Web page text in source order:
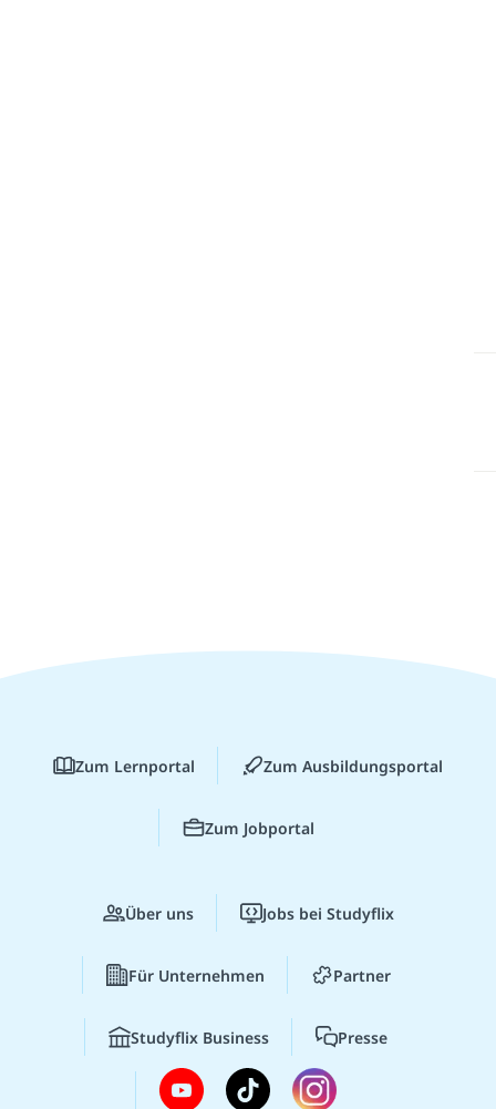
Zum Lernportal Zum Ausbildungsportal
Zum Jobportal
Über uns Jobs bei Studyflix
Für Unternehmen Partner
Studyflix Business Presse